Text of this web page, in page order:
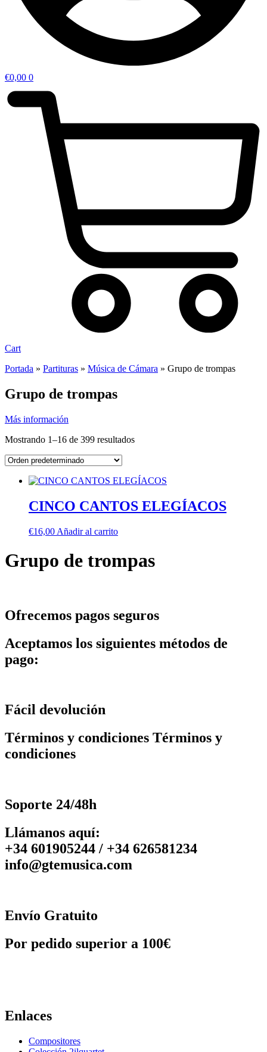
€0,00 0
Cart
Portada » Partituras » Música de Cámara » Grupo de trompas
Grupo de trompas
Más información
Mostrando 1–16 de 399 resultados
CINCO CANTOS ELEGÍACOS
€16,00 Añadir al carrito
Grupo de trompas
Ofrecemos pagos seguros
Aceptamos los siguientes métodos de
pago:
Fácil devolución
Términos y condiciones Términos y
condiciones
Soporte 24/48h
Llámanos aquí:
+34 601905244 / +34 626581234
info@gtemusica.com
Envío Gratuito
Por pedido superior a 100€
Enlaces
Compositores